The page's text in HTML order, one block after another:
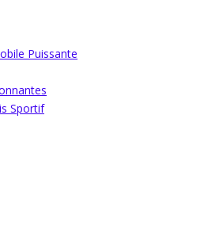
Puissante
Sportif